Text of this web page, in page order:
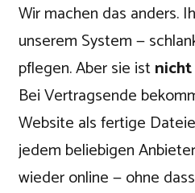
Wir machen das anders.
unserem System —
pflegen. Aber sie ist
Bei Vertragsende
Website als fertige
jedem beliebigen
wieder online — ohne